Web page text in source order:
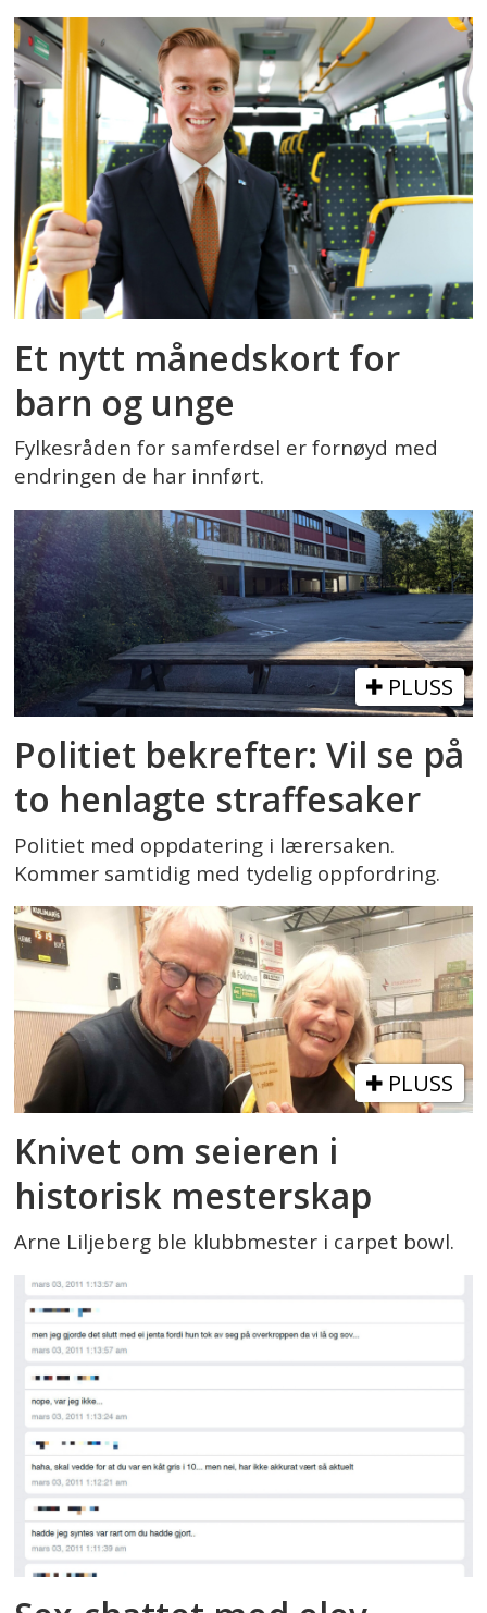
Et nytt månedskort for
barn og unge
Fylkesråden for samferdsel er fornøyd med
endringen de har innført.
PLUSS
Politiet bekrefter: Vil se på
to henlagte straffesaker
Politiet med oppdatering i lærersaken.
Kommer samtidig med tydelig oppfordring.
PLUSS
Knivet om seieren i
historisk mesterskap
Arne Liljeberg ble klubbmester i carpet bowl.